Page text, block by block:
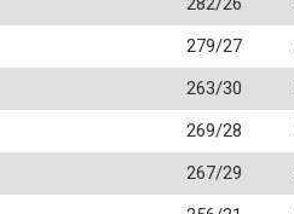
279/27
263/30
269/28
267/29